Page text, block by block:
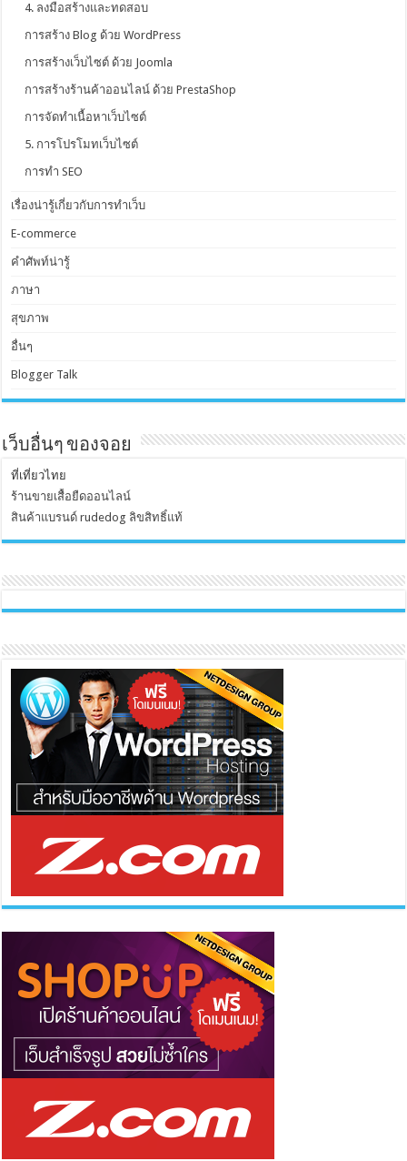
4. ลงมือสร้างและทดสอบ
การสร้าง Blog ด้วย WordPress
การสร้างเว็บไซต์ ด้วย Joomla
การสร้างร้านค้าออนไลน์ ด้วย PrestaShop
การจัดทำเนื้อหาเว็บไซต์
5. การโปรโมทเว็บไซต์
การทำ SEO
เรื่องน่ารู้เกี่ยวกับการทำเว็บ
E-commerce
คำศัพท์น่ารู้
ภาษา
สุขภาพ
อื่นๆ
Blogger Talk
เว็บอื่นๆ ของจอย
ที่เที่ยวไทย
ร้านขายเสื้อยืดออนไลน์
สินค้าแบรนด์ rudedog ลิขสิทธิ์แท้